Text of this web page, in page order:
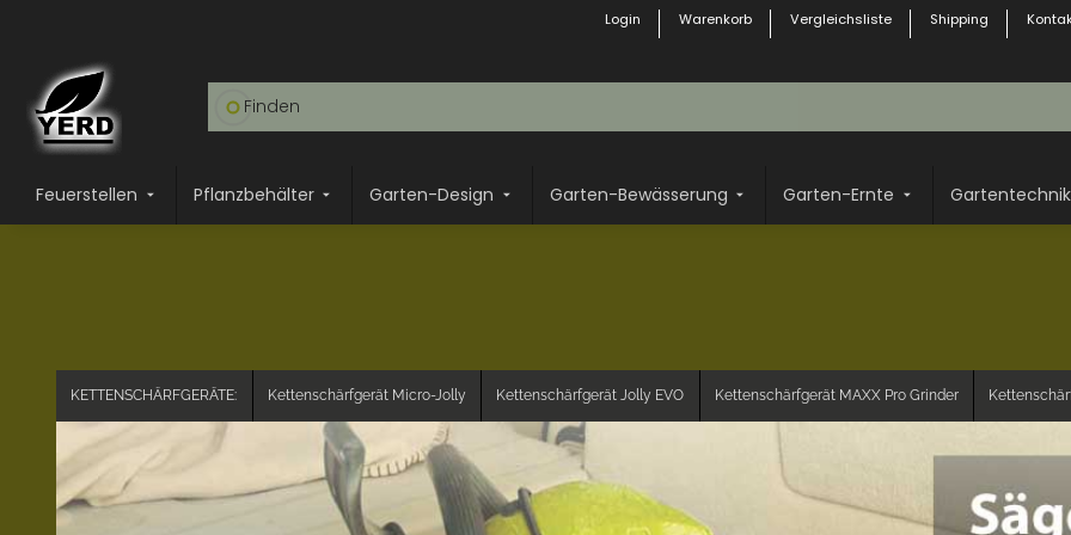
Login Warenkorb Vergleichsliste Shipping
Feuerstellen Pflanzbehälter Garten-Design Garten-Bewässerung Garten-Ernte Gartentechnik
KETTENSCHÄRFGERÄTE: Kettenschärfgerät Micro-Jolly Kettenschärfgerät Jolly EVO Kettenschärfgerät MAXX Pro Grinder